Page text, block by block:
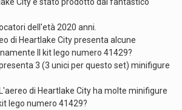
dell'età 2020 anni.
di Heartlake City presenta alcune
Il kit lego numero 41429?
3 (3 unici per questo set) minifigure
di Heartlake City ha molte minifigure
lego numero 41429?